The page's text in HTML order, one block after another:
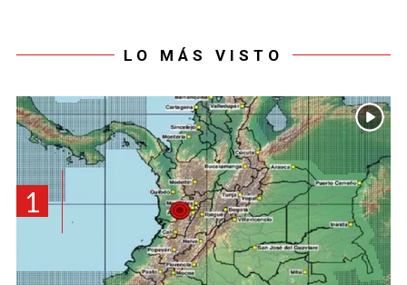
LO MÁS VISTO
1